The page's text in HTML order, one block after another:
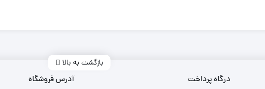
بازگشت به بالا
درگاه پرداخت آدرس فروشگاه